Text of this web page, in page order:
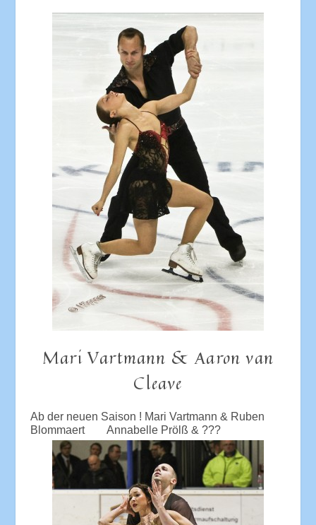
Mari Vartmann & Aaron van
Cleave
Ab der neuen Saison ! Mari Vartmann & Ruben
Blommaert Annabelle Prölß & ???